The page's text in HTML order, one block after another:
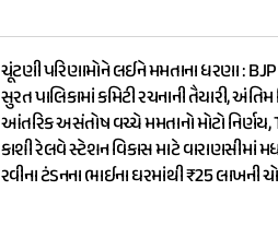
ચૂંટણી પરિણામોને લઈને મમતાના ધરણા :
સુરત પાલિકામાં કમિટી રચનાની તૈયારી,
આંતરિક અસંતોષ વચ્ચે મમતાનો મોટો
કાશી રેલવે સ્ટેશન વિકાસ માટે વારાણસીમાં
રવીના ટંડનના ભાઈના ઘરમાંથી ₹25 લાખની